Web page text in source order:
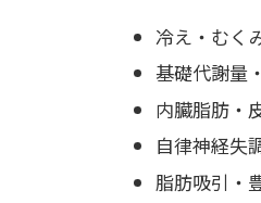
冷え・むく
基礎代謝量
内臓脂肪・
自律神経失
脂肪吸引・